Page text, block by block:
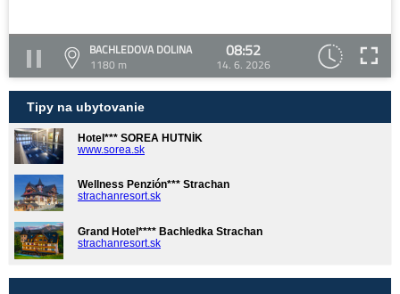
BACHLEDOVA DOLINA
1180 m
08:52
14. 6. 2026
Tipy na ubytovanie
Hotel*** SOREA HUTNÍK
www.sorea.sk
Wellness Penzión*** Strachan
strachanresort.sk
Grand Hotel**** Bachledka Strachan
strachanresort.sk